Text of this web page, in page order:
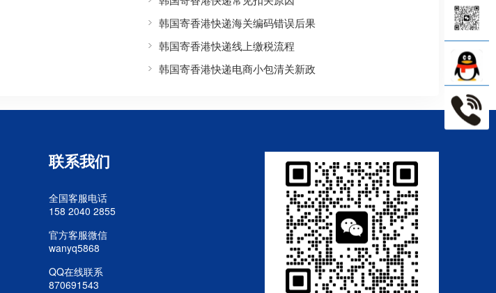
韩国寄香港快递海关编码错误后果
韩国寄香港快递线上缴税流程
韩国寄香港快递电商小包清关新政
联系我们
全国客服电话
158 2040 2855
官方客服微信
wanyq5868
QQ在线联系
870691543